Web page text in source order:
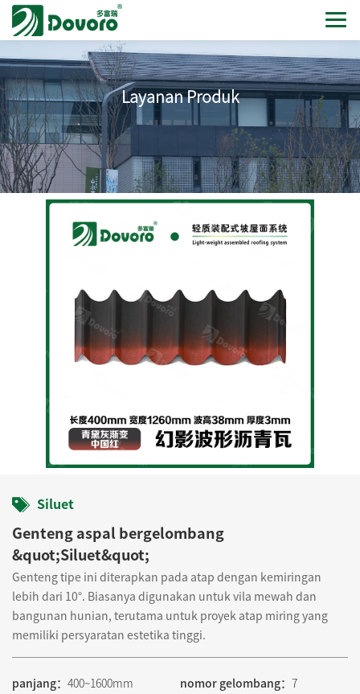
Layanan Produk
Siluet
Genteng aspal bergelombang
&quot;Siluet&quot;
Genteng tipe ini diterapkan pada atap dengan kemiringan
lebih dari 10°. Biasanya digunakan untuk vila mewah dan
bangunan hunian, terutama untuk proyek atap miring yang
memiliki persyaratan estetika tinggi.
panjang： 400~1600mm nomor gelombang： 7